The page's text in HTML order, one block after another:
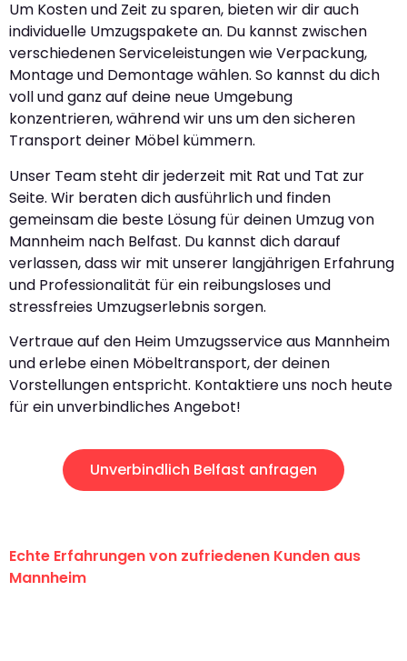
Um Kosten und Zeit zu sparen, bieten wir dir auch
individuelle Umzugspakete an. Du kannst zwischen
verschiedenen Serviceleistungen wie Verpackung,
Montage und Demontage wählen. So kannst du dich
voll und ganz auf deine neue Umgebung
konzentrieren, während wir uns um den sicheren
Transport deiner Möbel kümmern.
Unser Team steht dir jederzeit mit Rat und Tat zur
Seite. Wir beraten dich ausführlich und finden
gemeinsam die beste Lösung für deinen Umzug von
Mannheim nach Belfast. Du kannst dich darauf
verlassen, dass wir mit unserer langjährigen Erfahrung
und Professionalität für ein reibungsloses und
stressfreies Umzugserlebnis sorgen.
Vertraue auf den Heim Umzugsservice aus Mannheim
und erlebe einen Möbeltransport, der deinen
Vorstellungen entspricht. Kontaktiere uns noch heute
für ein unverbindliches Angebot!
Unverbindlich Belfast anfragen
Echte Erfahrungen von zufriedenen Kunden aus
Mannheim